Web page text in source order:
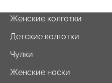
Женские колготки
Детские колготки
Чулки
Женские носки